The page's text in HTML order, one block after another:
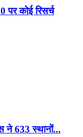
पर कोई रिसर्च
ने 633 स्थानों...